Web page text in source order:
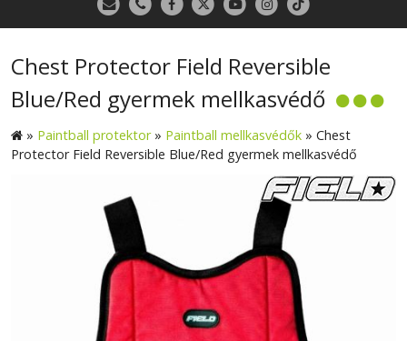
Chest Protector Field Reversible
Blue/Red gyermek mellkasvédő
» Paintball protektor» Paintball mellkasvédők » Chest
Protector Field Reversible Blue/Red gyermek mellkasvédő